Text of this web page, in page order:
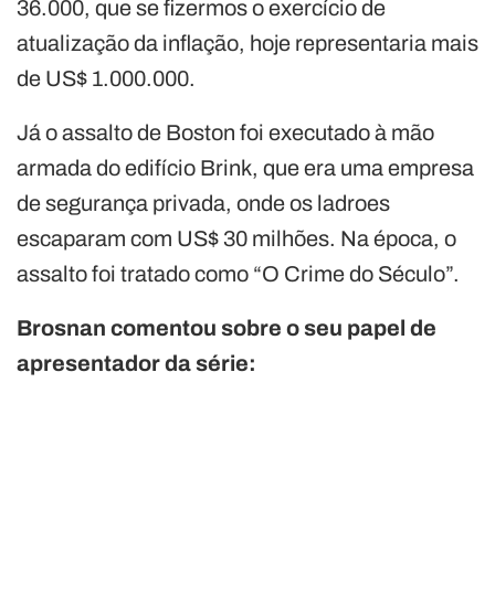
36.000, que se fizermos o exercício de
atualização da inflação, hoje representaria mais
de US$ 1.000.000.
Já o assalto de Boston foi executado à mão
armada do edifício Brink, que era uma empresa
de segurança privada, onde os ladroes
escaparam com US$ 30 milhões. Na época, o
assalto foi tratado como “O Crime do Século”.
Brosnan comentou sobre o seu papel de
apresentador da série: